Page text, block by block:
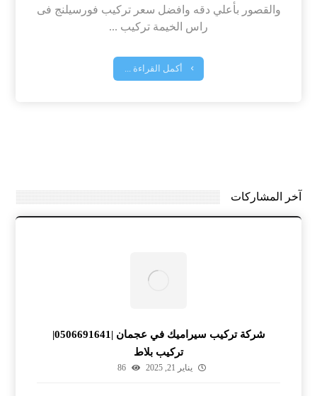
والقصور بأعلي دقه وافضل سعر تركيب فورسيلنج فى
راس الخيمة تركيب ...
أكمل القراءة ...
آخر المشاركات
شركة تركيب سيراميك في عجمان |0506691641|
تركيب بلاط
يناير 21, 2025 86